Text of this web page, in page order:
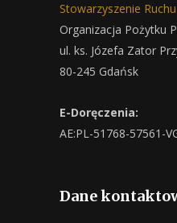
Stowarzyszenie
Organizacja Pożytku
ul. ks. Józefa Zator
80-245 Gdańsk
E-Doręczenia:
AE:PL-51768-57561-
Dane